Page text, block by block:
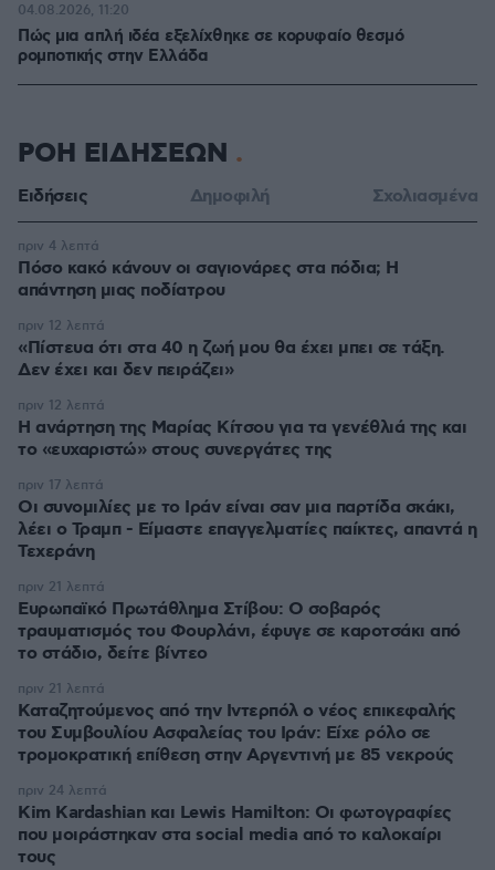
Πώς μια απλή ιδέα εξελίχθηκε σε κορυφαίο θεσμό
ρομποτικής στην Ελλάδα
04.08.2026, 11:20
ΡΟΗ ΕΙΔΗΣΕΩΝ
Ειδήσεις Δημοφιλή Σχολιασμένα
Πόσο κακό κάνουν οι σαγιονάρες στα πόδια; Η
απάντηση μιας ποδίατρου
πριν 4 λεπτά
«Πίστευα ότι στα 40 η ζωή μου θα έχει μπει σε τάξη.
Δεν έχει και δεν πειράζει»
πριν 12 λεπτά
Η ανάρτηση της Μαρίας Κίτσου για τα γενέθλιά της και
το «ευχαριστώ» στους συνεργάτες της
πριν 12 λεπτά
Οι συνομιλίες με το Ιράν είναι σαν μια παρτίδα σκάκι,
λέει ο Τραμπ - Είμαστε επαγγελματίες παίκτες, απαντά η
Τεχεράνη
πριν 17 λεπτά
Ευρωπαϊκό Πρωτάθλημα Στίβου: Ο σοβαρός
τραυματισμός του Φουρλάνι, έφυγε σε καροτσάκι από
το στάδιο, δείτε βίντεο
πριν 21 λεπτά
Καταζητούμενος από την Ιντερπόλ ο νέος επικεφαλής
του Συμβουλίου Ασφαλείας του Ιράν: Είχε ρόλο σε
τρομοκρατική επίθεση στην Αργεντινή με 85 νεκρούς
πριν 21 λεπτά
Kim Kardashian και Lewis Hamilton: Οι φωτογραφίες
που μοιράστηκαν στα social media από το καλοκαίρι
τους
πριν 24 λεπτά